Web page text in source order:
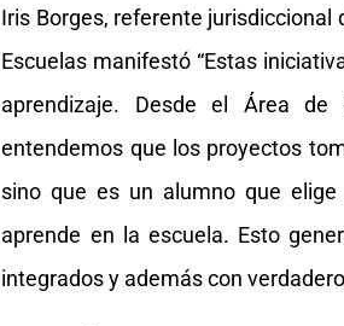
Iris Borges, referente jurisdiccional
Escuelas manifestó “Estas
aprendizaje. Desde el Área de
entendemos que los proyectos
sino que es un alumno que
aprende en la escuela. Esto
integrados y además con